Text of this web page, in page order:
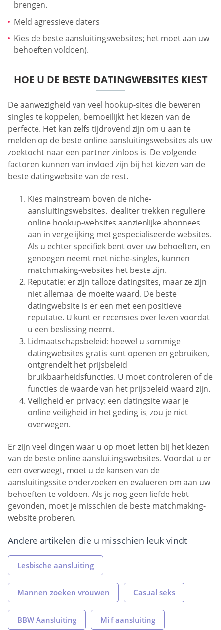
brengen.
Meld agressieve daters
Kies de beste aansluitingswebsites; het moet aan uw
behoeften voldoen).
HOE U DE BESTE DATINGWEBSITES KIEST
De aanwezigheid van veel hookup-sites die beweren
singles te koppelen, bemoeilijkt het kiezen van de
perfecte. Het kan zelfs tijdrovend zijn om u aan te
melden op de beste online aansluitingswebsites als uw
zoektocht naar een partner zinloos is. De volgende
factoren kunnen van invloed zijn bij het kiezen van de
beste datingwebsite van de rest.
Kies mainstream boven de niche-
aansluitingswebsites. Idealiter trekken reguliere
online hookup-websites aanzienlijke abonnees
aan in vergelijking met gespecialiseerde websites.
Als u echter specifiek bent over uw behoeften, en
genoegen neemt met niche-singles, kunnen
matchmaking-websites het beste zijn.
Reputatie: er zijn talloze datingsites, maar ze zijn
niet allemaal de moeite waard. De beste
datingwebsite is er een met een positieve
reputatie. U kunt er recensies over lezen voordat
u een beslissing neemt.
Lidmaatschapsbeleid: hoewel u sommige
datingwebsites gratis kunt openen en gebruiken,
ontgrendelt het prijsbeleid
bruikbaarheidsfuncties. U moet controleren of de
functies de waarde van het prijsbeleid waard zijn.
Veiligheid en privacy: een datingsite waar je
online veiligheid in het geding is, zou je niet
overwegen.
Er zijn veel dingen waar u op moet letten bij het kiezen
van de beste online aansluitingswebsites. Voordat u er
een overweegt, moet u de kansen van de
aansluitingssite onderzoeken en evalueren om aan uw
behoeften te voldoen. Als je nog geen liefde hebt
gevonden, moet je misschien de beste matchmaking-
website proberen.
Andere artikelen die u misschien leuk vindt
Lesbische aansluiting
Mannen zoeken vrouwen Casual seks
BBW Aansluiting Milf aansluiting